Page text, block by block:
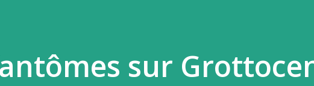
sur